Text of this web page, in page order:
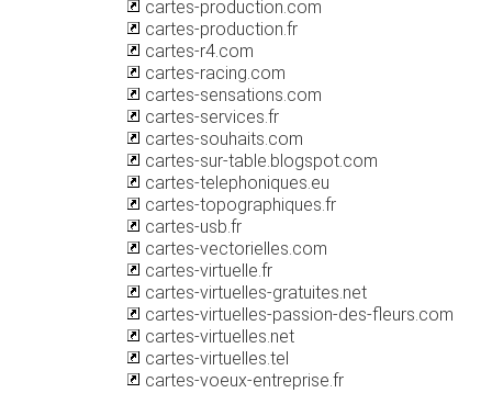
cartes-production.com
cartes-production.fr
cartes-r4.com
cartes-racing.com
cartes-sensations.com
cartes-services.fr
cartes-souhaits.com
cartes-sur-table.blogspot.com
cartes-telephoniques.eu
cartes-topographiques.fr
cartes-usb.fr
cartes-vectorielles.com
cartes-virtuelle.fr
cartes-virtuelles-gratuites.net
cartes-virtuelles-passion-des-fleurs.com
cartes-virtuelles.net
cartes-virtuelles.tel
cartes-voeux-entreprise.fr